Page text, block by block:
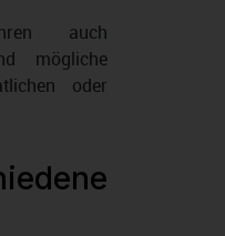
auch
mögliche
oder